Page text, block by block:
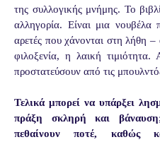
της συλλογικής μνήμης. Το
αλληγορία. Είναι μια νουβέλα
αρετές που χάνονται στη λήθη
φιλοξενία, ηλαική
προστατεύσουν από τις
Τελικά μπορεί να υπάρξει
πράξη σκληρή και
πεθαίνουν ποτέ, καθώς